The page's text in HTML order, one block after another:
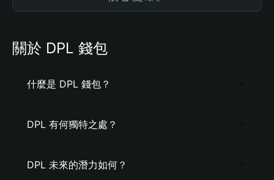
關於 DPL 錢包
什麼是 DPL 錢包？
DPL 有何獨特之處？
DPL 未來的潛力如何？